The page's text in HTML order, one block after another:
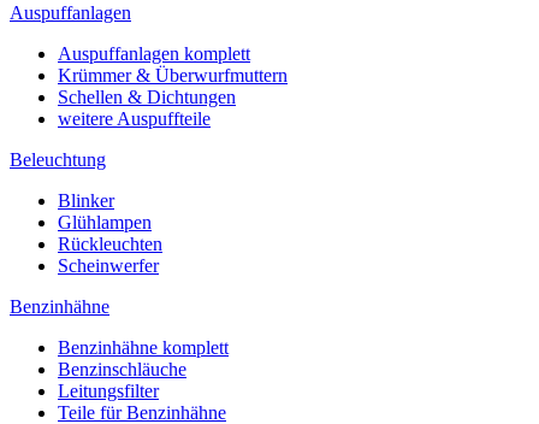
Auspuffanlagen
Auspuffanlagen komplett
Krümmer & Überwurfmuttern
Schellen & Dichtungen
weitere Auspuffteile
Beleuchtung
Blinker
Glühlampen
Rückleuchten
Scheinwerfer
Benzinhähne
Benzinhähne komplett
Benzinschläuche
Leitungsfilter
Teile für Benzinhähne